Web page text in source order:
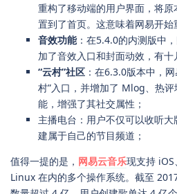
重构了移动端的用户界面，将
置到了首页。这意味着网易开始
音效功能：在5.4.0的内测版中
加了音效入口和封面动效，有十
“云村”社区 ：在6.3.0版本中，
村”入口，并增加了 Mlog、热
能，增强了其社交属性；
主播电台：用户不仅可以收听
建属于自己的节目频道；
值得一提的是， 网易云音乐现支持
Linux 在内的多个操作系统。截至